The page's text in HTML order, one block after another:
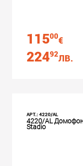
11500€
22492ЛВ.
АРТ.: 4220/AL
4220/AL
Stadio